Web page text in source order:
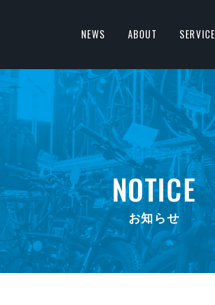
NEWS ABOUT SERVICE
NOTICE
お知らせ